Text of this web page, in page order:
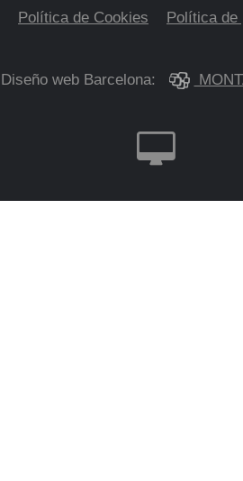
Política de Cookies Política de
Diseño web Barcelona: